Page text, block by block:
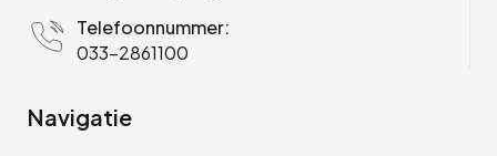
Telefoonnummer:
033-2861100
Navigatie